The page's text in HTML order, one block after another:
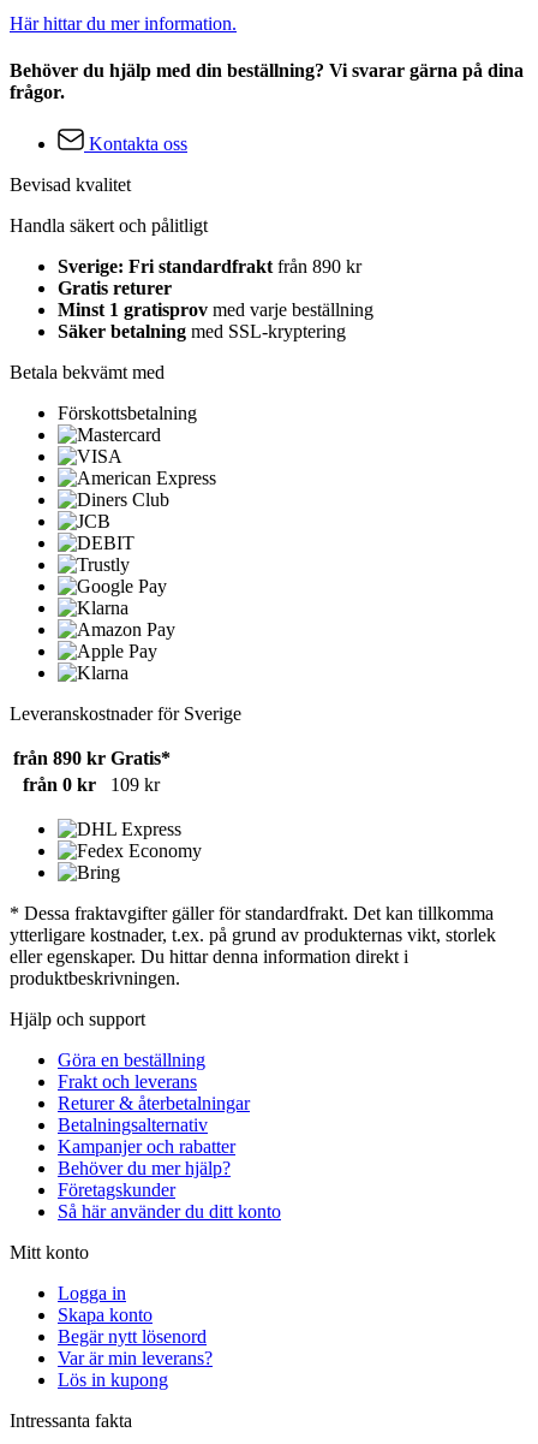
Här hittar du mer information.
Behöver du hjälp med din beställning? Vi svarar gärna på dina
frågor.
Kontakta oss
Bevisad kvalitet
Handla säkert och pålitligt
Sverige: Fri standardfrakt från 890 kr
Gratis returer
Minst 1 gratisprov med varje beställning
Säker betalning med SSL-kryptering
Betala bekvämt med
Förskottsbetalning
Leveranskostnader för Sverige
från 890 kr Gratis*
från 0 kr
109 kr
* Dessa fraktavgifter gäller för standardfrakt. Det kan tillkomma
ytterligare kostnader, t.ex. på grund av produkternas vikt, storlek
eller egenskaper. Du hittar denna information direkt i
produktbeskrivningen.
Hjälp och support
Göra en beställning
Frakt och leverans
Returer & återbetalningar
Betalningsalternativ
Kampanjer och rabatter
Behöver du mer hjälp?
Företagskunder
Så här använder du ditt konto
Mitt konto
Logga in
Skapa konto
Begär nytt lösenord
Var är min leverans?
Lös in kupong
Intressanta fakta